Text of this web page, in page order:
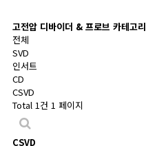
고전압 디바이더 & 프로브 카테고리
전체
SVD
인서트
CD
CSVD
Total 1건 1 페이지
CSVD